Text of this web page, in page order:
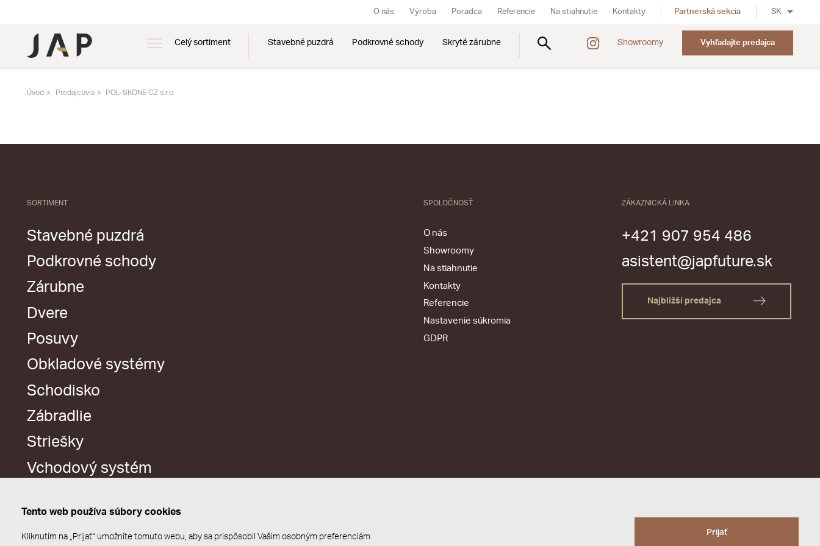
Celý sortiment Stavebné puzdrá Podkrovné schody Skryté zárubne Showroomy Vyhľadajte predajca
O nás Výroba Poradca Referencie Na stiahnutie Kontakty Partnerská sekcia SK
Úvod Predajcovia POL-SKONE CZ s.r.o.
SORTIMENT
Stavebné puzdrá
Podkrovné schody
Zárubne
Dvere
Posuvy
Obkladové systémy
Schodisko
Zábradlie
Striešky
Vchodový systém
SPOLOČNOSŤ
O nás
Showroomy
Na stiahnutie
Kontakty
Referencie
Nastavenie súkromia
GDPR
ZÁKAZNICKÁ LINKA
+421 907 954 486
asistent@japfuture.sk
Najbližší predajca
Tento web používa súbory cookies
Kliknutím na „Prijať“ umožníte tomuto webu, aby sa prispôsobil Vašim osobným preferenciám Prijať